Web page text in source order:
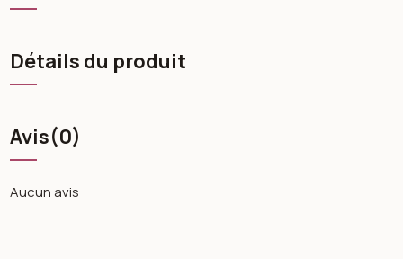
Détails du produit
Avis(0)
Aucun avis